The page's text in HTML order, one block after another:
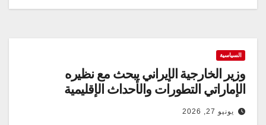
السياسية
وزير الخارجية الإيراني يبحث مع نظيره
الإماراتي التطورات والأحداث الإقليمية
يونيو 27, 2026